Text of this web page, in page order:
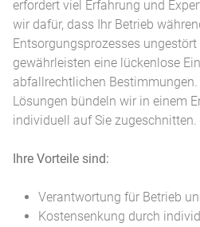
erfordert viel Erfahrung und
wir dafür, dass Ihr Betrieb
Entsorgungsprozesses
gewährleisten eine lückenlose
abfallrechtlichen
Lösungen bündeln wir in einem
individuell auf Sie zugeschnitten.
Ihre Vorteile sind:
Verantwortung für Betrieb
Kostensenkung durch